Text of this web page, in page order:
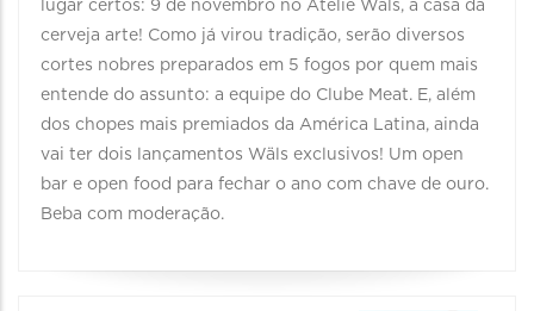
lugar certos: 9 de novembro no Ateliê Wäls, a casa da
cerveja arte! Como já virou tradição, serão diversos
cortes nobres preparados em 5 fogos por quem mais
entende do assunto: a equipe do Clube Meat. E, além
dos chopes mais premiados da América Latina, ainda
vai ter dois lançamentos Wäls exclusivos! Um open
bar e open food para fechar o ano com chave de ouro.
Beba com moderação.